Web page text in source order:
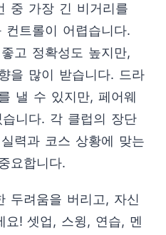
중 가장 긴 비거리를
트롤이 어렵습니다.
고 정확성도 높지만,
을 많이 받습니다. 드라
낼 수 있지만, 페어웨
니다. 각 클럽의 장단
력과 코스 상황에 맞는
요합니다.
두려움을 버리고, 자신
요! 셋업, 스윙, 연습, 멘